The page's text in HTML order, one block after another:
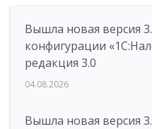
Вышла новая версия
конфигурации
редакция 3.0
04.08.2026
Вышла новая версия